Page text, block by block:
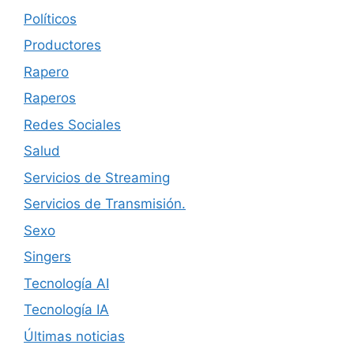
Políticos
Productores
Rapero
Raperos
Redes Sociales
Salud
Servicios de Streaming
Servicios de Transmisión.
Sexo
Singers
Tecnología AI
Tecnología IA
Últimas noticias